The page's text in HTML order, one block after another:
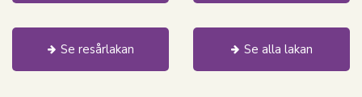
Se resårlakan Se alla lakan